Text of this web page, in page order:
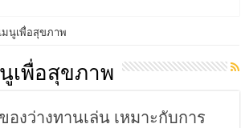
มนูเพื่อสุขภาพ
นูเพื่อสุขภาพ
องว่างทานเล่น เหมาะกับการ